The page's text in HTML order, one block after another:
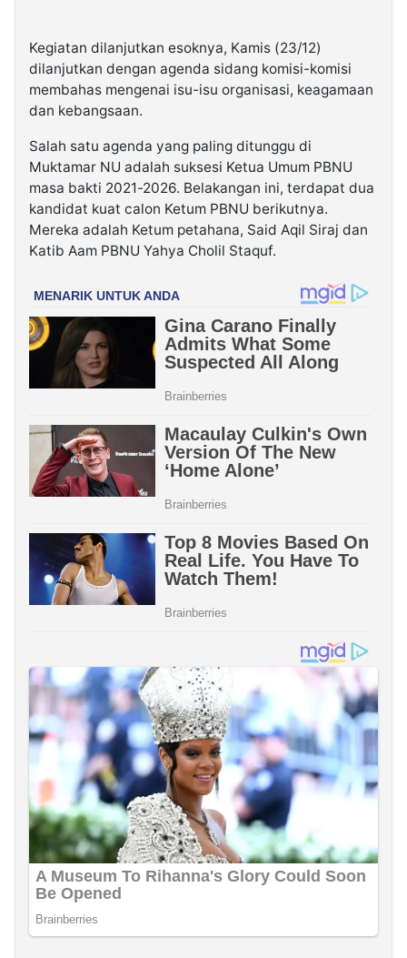
Kegiatan dilanjutkan esoknya, Kamis (23/12)
dilanjutkan dengan agenda sidang komisi-komisi
membahas mengenai isu-isu organisasi, keagamaan
dan kebangsaan.
Salah satu agenda yang paling ditunggu di
Muktamar NU adalah suksesi Ketua Umum PBNU
masa bakti 2021-2026. Belakangan ini, terdapat dua
kandidat kuat calon Ketum PBNU berikutnya.
Mereka adalah Ketum petahana, Said Aqil Siraj dan
Katib Aam PBNU Yahya Cholil Staquf.